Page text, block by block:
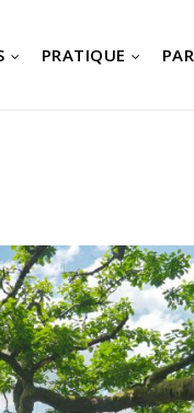
PRATIQUE